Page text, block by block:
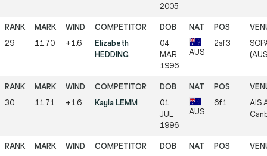
2005
29 11.70 +1.6
Elizabeth
HEDDING
04
MAR
1996
AUS
2sf3
30 11.71 +1.6 Kayla LEMM
01
JUL
1996
AUS
6f1
AIS